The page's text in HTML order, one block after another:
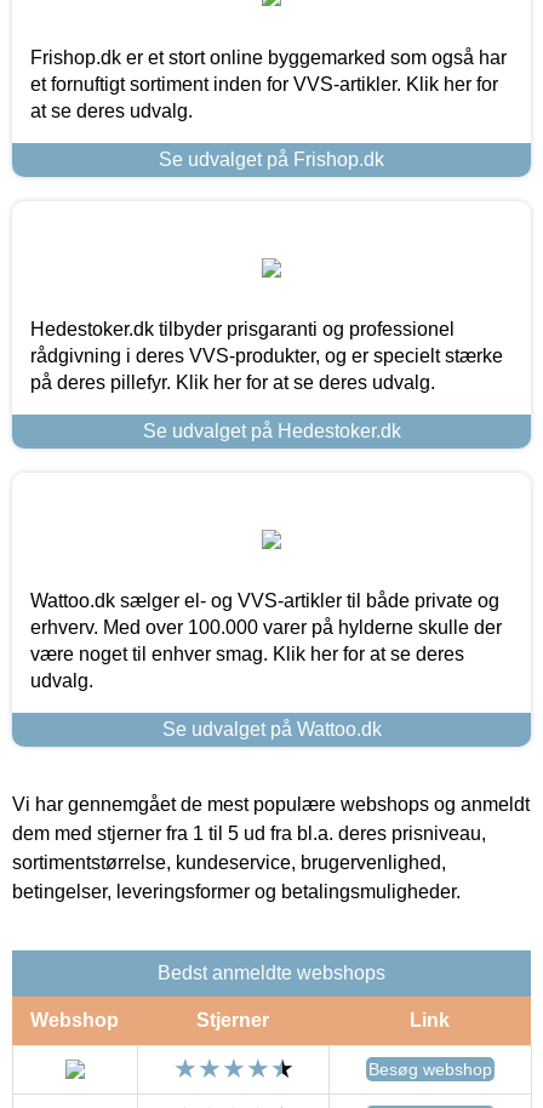
Frishop.dk er et stort online byggemarked som også har
et fornuftigt sortiment inden for VVS-artikler. Klik her for
at se deres udvalg.
Se udvalget på Frishop.dk
Hedestoker.dk tilbyder prisgaranti og professionel
rådgivning i deres VVS-produkter, og er specielt stærke
på deres pillefyr. Klik her for at se deres udvalg.
Se udvalget på Hedestoker.dk
Wattoo.dk sælger el- og VVS-artikler til både private og
erhverv. Med over 100.000 varer på hylderne skulle der
være noget til enhver smag. Klik her for at se deres
udvalg.
Se udvalget på Wattoo.dk
Vi har gennemgået de mest populære webshops og anmeldt
dem med stjerner fra 1 til 5 ud fra bl.a. deres prisniveau,
sortimentstørrelse, kundeservice, brugervenlighed,
betingelser, leveringsformer og betalingsmuligheder.
Bedst anmeldte webshops
Webshop Stjerner Link
Besøg webshop